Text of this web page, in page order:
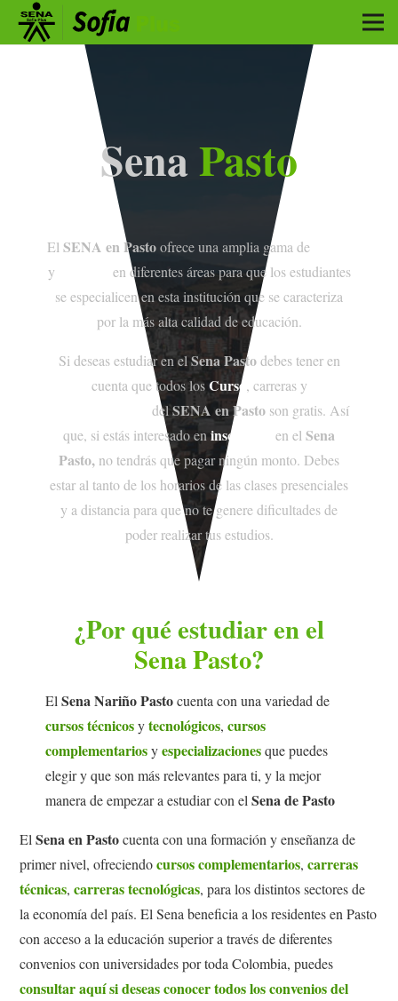
SenaPasto
El SENA en Pastoofrece una amplia gama de
y
en diferentes áreas para que los estudiantes
se especialicen en esta institución que se caracteriza
por la más alta calidad de educación.
Si deseas estudiar en elSena Pastodebes tener en
cuenta que todos losCurso , carreras y
delSENA en Pasto son gratis. Así
que, si estás interesado en inscribirte en el Sena
Pasto, no tendrás que pagar ningún monto. Debes
estar al tanto de los horarios de las clases presenciales
y a distancia para que no te genere dificultades de
poder realizar tus estudios.
¿Por qué estudiar en el
Sena Pasto?
ElSena Nariño Pastocuenta con una variedad de
cursos técnicosytecnológicos,cursos
complementariosyespecializaciones que puedes
elegir y que son más relevantes para ti, y la mejor
manera de empezar a estudiar con elSena de Pasto
ElSena en Pastocuenta con una formación y enseñanza de
primer nivel, ofreciendocursos complementarios,carreras
técnicas,carreras tecnológicas, para los distintos sectores de
la economía del país. El Sena beneficia a los residentes en Pasto
con acceso a la educación superior a través de diferentes
convenios con universidades por toda Colombia, puedes
consultar aquí si deseas conocer todos los convenios del